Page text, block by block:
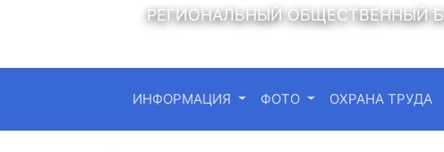
РЕГИОНАЛЬНЫЙ ОБЩЕСТВЕННЫЙ
ИНФОРМАЦИЯ ФОТО ОХРАНА ТРУДА